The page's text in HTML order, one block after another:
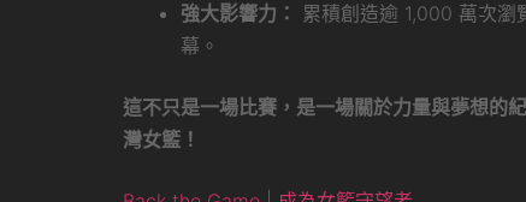
強大影響力：
累積創造逾 1,000 萬次瀏
幕。
這不只是一場比賽，是一場關於力量與夢想的
灣女籃！